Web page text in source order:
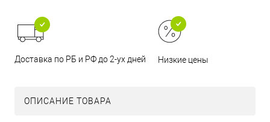
Доставка по РБ и РФ до 2-ух дней Низкие цены
ОПИСАНИЕ ТОВАРА